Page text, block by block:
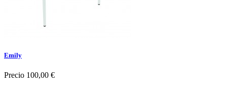
Emily
Precio 100,00 €